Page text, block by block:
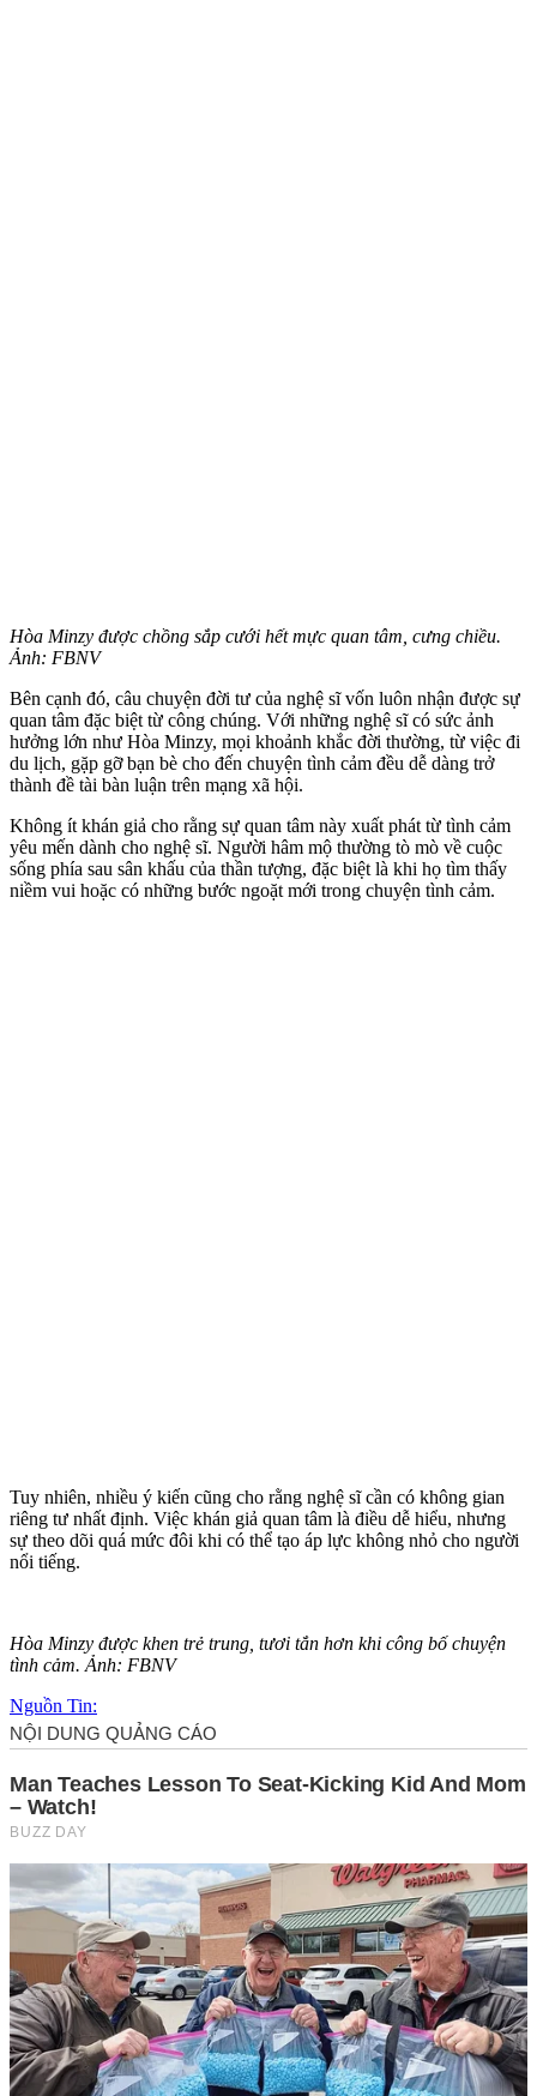
Hòa Minzy được chồng sắp cưới hết mực quan tâm, cưng chiều.
Ảnh: FBNV
Bên cạnh đó, câu chuyện đời tư của nghệ sĩ vốn luôn nhận được sự
quan tâm đặc biệt từ công chúng. Với những nghệ sĩ có sức ảnh
hưởng lớn như Hòa Minzy, mọi khoảnh khắc đời thường, từ việc đi
du lịch, gặp gỡ bạn bè cho đến chu‌yện tìn‌h cảm đều dễ dàng trở
thành đề tài bàn luận trên mạng xã hội.
Không ít khán giả cho rằng sự quan tâm này xuất phát từ tình cảm
yêu mến dành cho nghệ sĩ. Người hâm mộ thường tò mò về cuộc
sống phía sau sân khấu của thần tượng, đặc biệt là khi họ tìm thấy
niềm vui hoặc có những bước ngoặt mới trong chu‌yện tìn‌h cảm.
Tuy nhiên, nhiều ý kiến cũng cho rằng nghệ sĩ cần có không gian
riêng tư nhất định. Việc khán giả quan tâm là điều dễ hiểu, nhưng
sự theo dõi quá mức đôi khi có thể tạo áp lực không nhỏ cho người
nổi tiếng.
Hòa Minzy được khen trẻ trung, tươi tắn hơn khi công bố chu‌yện
tìn‌h cảm. Ảnh: FBNV
Nguồn Tin: